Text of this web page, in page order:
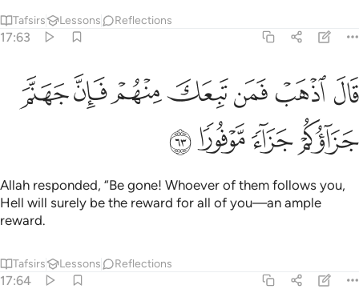
Tafsirs Lessons Reflections
17:63
قال اذهب فمن تبعك منهم فان جهنم جزاوكم جزاء موفورا ٦٣
قَالَ ٱذْهَبْ فَمَن تَبِعَكَ مِنْهُمْ فَإِنَّ جَهَنَّمَ جَزَآؤُكُمْ جَزَآءًۭ مَّوْفُورًۭا ٦٣
ﲓﲔﲕﲖﲗﲘﲙ
ﲚﲛﲜﲝ
Allah responded, “Be gone! Whoever of them follows you,
Hell will surely be the reward for all of you—an ample
reward.
Tafsirs Lessons Reflections
17:64